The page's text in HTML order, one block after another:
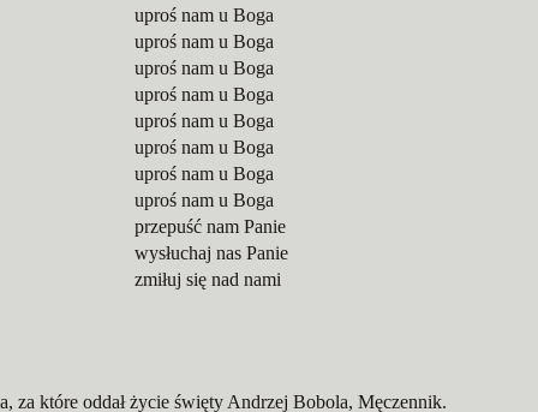
uproś nam u Boga
uproś nam u Boga
uproś nam u Boga
uproś nam u Boga
uproś nam u Boga
uproś nam u Boga
uproś nam u Boga
uproś nam u Boga
przepuść nam Panie
wysłuchaj nas Panie
zmiłuj się nad nami
za które oddał życie święty Andrzej Bobola, Męczennik.